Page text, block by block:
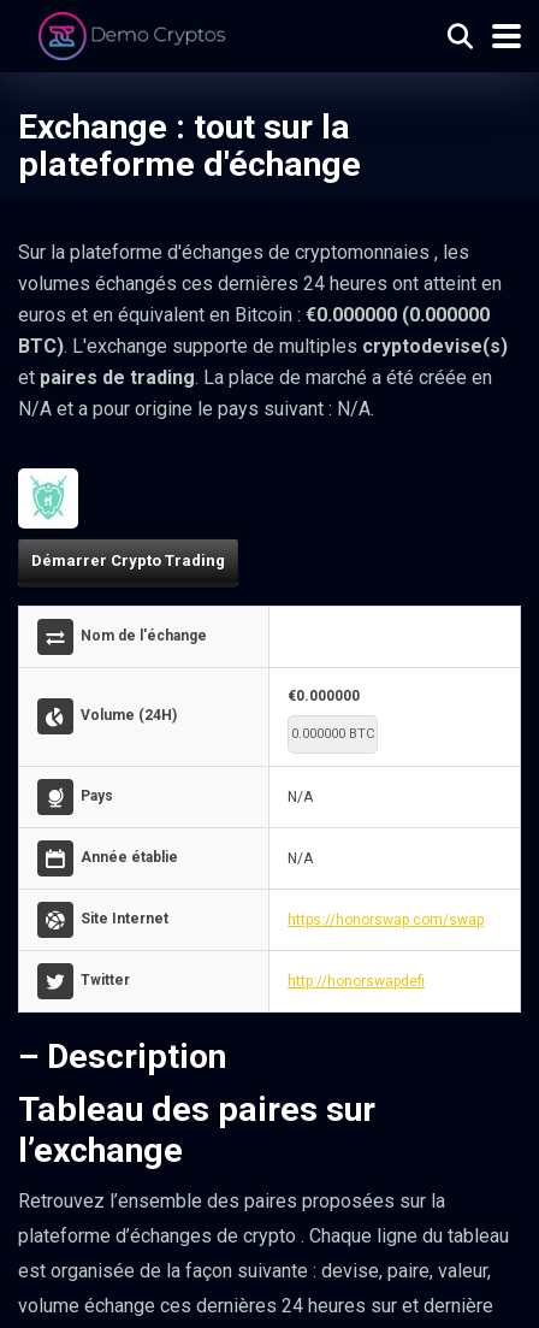
Exchange : tout sur la
plateforme d'échange
Sur la plateforme d'échanges de cryptomonnaies , les
volumes échangés ces dernières 24 heures ont atteint en
euros et en équivalent en Bitcoin : €0.000000 (0.000000
BTC). L'exchange supporte de multiples cryptodevise(s)
et paires de trading. La place de marché a été créée en
N/A et a pour origine le pays suivant : N/A.
Démarrer Crypto Trading
Nom de l'échange
Volume (24H)
€0.000000
0.000000 BTC
Pays N/A
Année établie N/A
Site Internet https://honorswap.com/swap
Twitter http://honorswapdefi
– Description
Tableau des paires sur
l’exchange
Retrouvez l’ensemble des paires proposées sur la
plateforme d’échanges de crypto . Chaque ligne du tableau
est organisée de la façon suivante : devise, paire, valeur,
volume échange ces dernières 24 heures sur et dernière